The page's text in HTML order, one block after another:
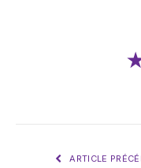
ARTICLE